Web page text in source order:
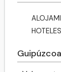
Guipúzcoa